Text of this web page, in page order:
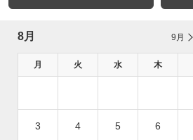
8月 9月
月 火 水 木
3 4 5 6